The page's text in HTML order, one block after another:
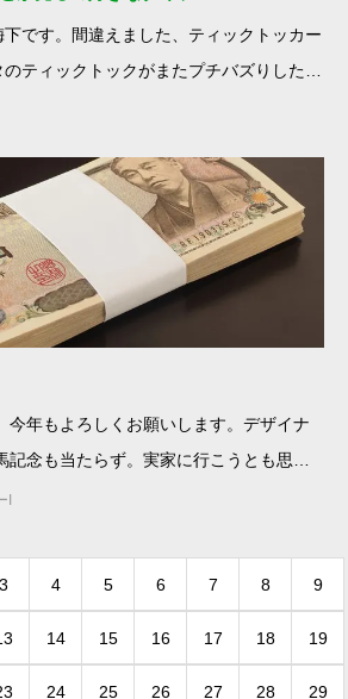
です。間違えました、ティックトッカー
ティックトックがまたプチバズりしたの
今年もよろしくお願いします。デザイナ
念も当たらず。実家に行こうとも思っ
I
3 4 5 6 7 8 9
14 15 16 17 18 19
24 25 26 27 28 29